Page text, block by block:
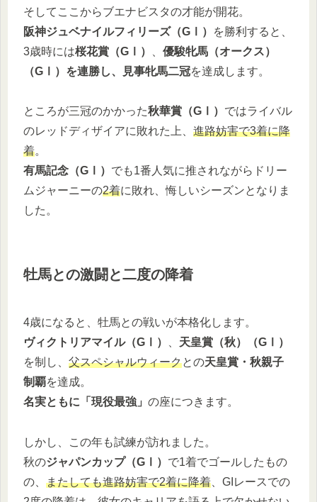
そしてここからブエナビスタの才能が開花。
阪神ジュベナイルフィリーズ（GⅠ）
を勝利すると、
3歳時には桜花賞（GⅠ）
優駿牝馬（オークス）
（GⅠ） を連勝し、見事牝馬二冠を達成します。
ところが三冠のかかった秋華賞（GⅠ） ではライバル
のレッドディザイアに敗れた上、 進路妨害で3着に降
着。
有馬記念（GⅠ） でも1番人気に推されながらドリー
ムジャーニーの2着に敗れ、悔しいシーズンとなりま
した。
牡馬との激闘と二度の降着
4歳になると、牡馬との戦いが本格化します。
ヴィクトリアマイル（GⅠ）
天皇賞（秋）（GⅠ）
を制し、 父スペシャルウィークとの天皇賞・秋親子
制覇を達成。
名実ともに「現役最強」 の座につきます。
しかし、この年も試練が訪れました。
秋のジャパンカップ（GⅠ） で1着でゴールしたもの
の、 またしても進路妨害で2着に降着 、GIレースでの